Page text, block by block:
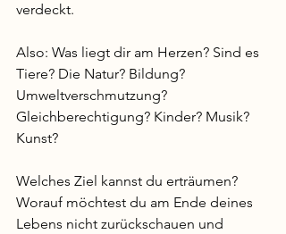
verdeckt.
Also: Was liegt dir am Herzen? Sind es
Tiere? Die Natur? Bildung?
Umweltverschmutzung?
Gleichberechtigung? Kinder? Musik?
Kunst?
Welches Ziel kannst du erträumen?
Worauf möchtest du am Ende deines
Lebens nicht zurückschauen und